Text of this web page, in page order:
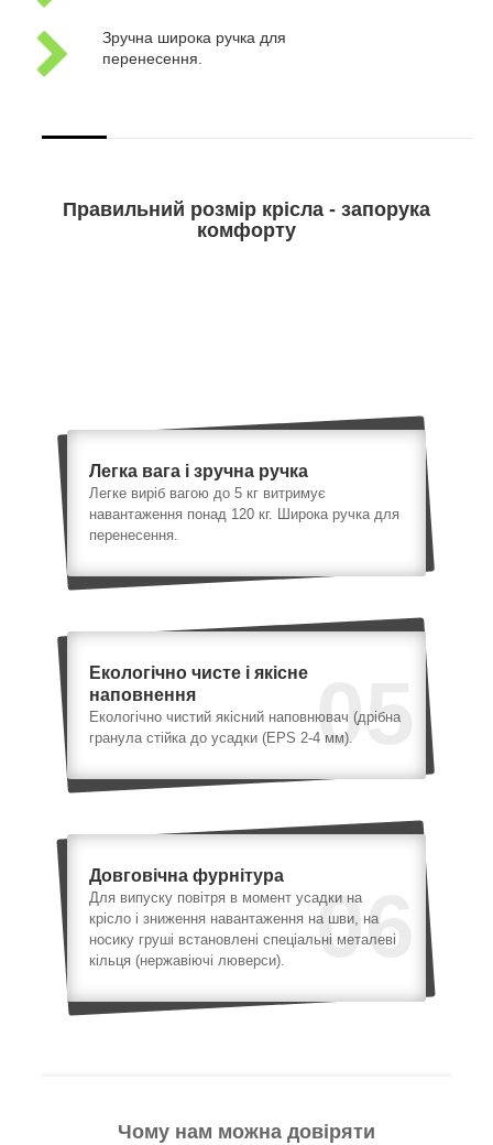
Зручна широка ручка для
перенесення.
Правильний розмір крісла - запорука
комфорту
Легка вага і зручна ручка
Легке виріб вагою до 5 кг витримує
навантаження понад 120 кг. Широка ручка для
перенесення.
05
Екологічно чисте і якісне
наповнення
Екологічно чистий якісний наповнювач (дрібна
гранула стійка до усадки (EPS 2-4 мм).
06
Довговічна фурнітура
Для випуску повітря в момент усадки на
крісло і зниження навантаження на шви, на
носику груші встановлені спеціальні металеві
кільця (нержавіючі люверси).
Чому нам можна довіряти